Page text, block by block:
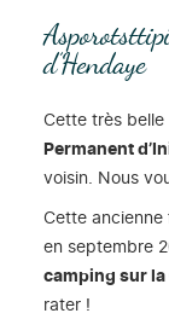
d’Hendaye
Cette très belle
Permanent
voisin. Nous
Cette ancienne
en septembre
camping sur la
rater !